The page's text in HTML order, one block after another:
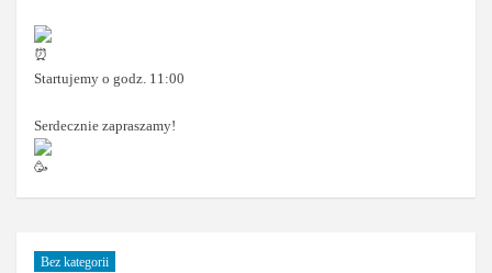
Startujemy o godz. 11:00
Serdecznie zapraszamy!
Bez kategorii